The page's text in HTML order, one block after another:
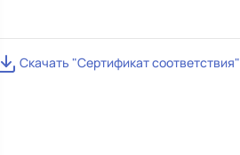
Скачать "Сертификат соответствия"